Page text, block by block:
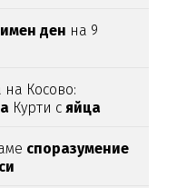
имен ден на 9
Косово:
Курти сяйца
споразумение